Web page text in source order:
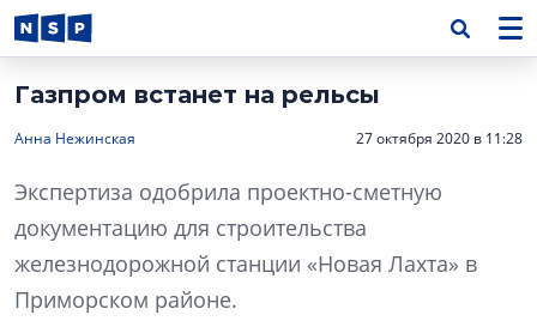
Газпром встанет на рельсы
Анна Нежинская 27 октября 2020 в 11:28
Экспертиза одобрила проектно-сметную
документацию для строительства
железнодорожной станции «Новая Лахта» в
Приморском районе.